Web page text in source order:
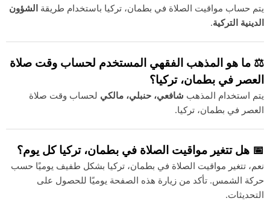
يتم حساب مواقيت الصلاة في بطمان، تركيا باستخدام طريقة الشؤون
الدينية التركية.
⚖️ ما هو المذهب الفقهي المستخدم لحساب وقت صلاة
العصر في بطمان، تركيا؟
يتم استخدام المذهب شافعي، حنبلي، مالكي لحساب وقت صلاة
العصر في بطمان، تركيا.
📅 هل تتغير مواقيت الصلاة في بطمان، تركيا كل يوم؟
نعم، تتغير مواقيت الصلاة في بطمان، تركيا بشكل طفيف يوميًا حسب
حركة الشمس. تأكد من زيارة هذه الصفحة يوميًا للحصول على
التحديثات.